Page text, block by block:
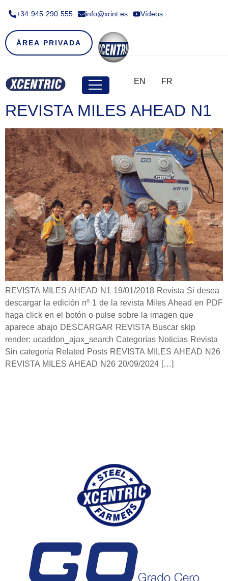
+34 945 290 555​ info@xrint.es Vídeos
ÁREA PRIVADA
EN FR
REVISTA MILES AHEAD N1
REVISTA MILES AHEAD N1 19/01/2018 Revista Si desea
descargar la edición nº 1 de la revista Miles Ahead en PDF
haga click en el botón o pulse sobre la imagen que
aparece abajo DESCARGAR REVISTA Buscar skip
render: ucaddon_ajax_search Categorías Noticias Revista
Sin categoría Related Posts REVISTA MILES AHEAD N26
REVISTA MILES AHEAD N26 20/09/2024 […]